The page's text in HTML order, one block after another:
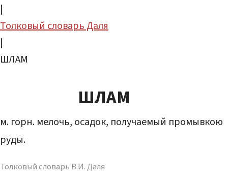
|
Толковый словарь Даля
|
ШЛАМ
ШЛАМ
м. горн. мелочь, осадок, получаемый промывкою
руды.
Толковый словарь В.И. Даля